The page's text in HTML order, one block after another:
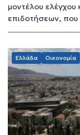
μοντέλου
επιδοτήσεων, που
Ελλάδα Οικονομία